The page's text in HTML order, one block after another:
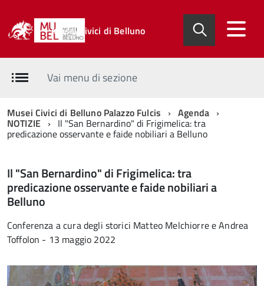
Musei Civici di Belluno
Vai menu di sezione
Musei Civici di Belluno Palazzo Fulcis Agenda
NOTIZIE Il "San Bernardino" di Frigimelica: tra
predicazione osservante e faide nobiliari a Belluno
Il "San Bernardino" di Frigimelica: tra
predicazione osservante e faide nobiliari a
Belluno
Conferenza a cura degli storici Matteo Melchiorre e Andrea
Toffolon - 13 maggio 2022